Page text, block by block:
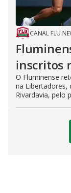
CANAL FLU
inscritos
O Fluminense
na Libertadores,
Rivardavia, pelo